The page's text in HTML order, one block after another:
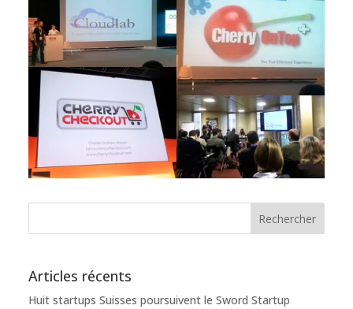
Articles récents
Huit startups Suisses poursuivent le Sword Startup